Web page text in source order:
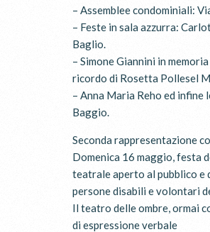
– Assemblee condominiali:
– Feste in sala azzurra:
Baglio.
– Simone Giannini in
ricordo di Rosetta Pollesel
– Anna Maria Reho ed
Baggio.
Seconda rappresentazione
Domenica 16 maggio, festa
teatrale aperto al pubblico
persone disabili e volontari
Il teatro delle ombre, ormai
di espressione verbale